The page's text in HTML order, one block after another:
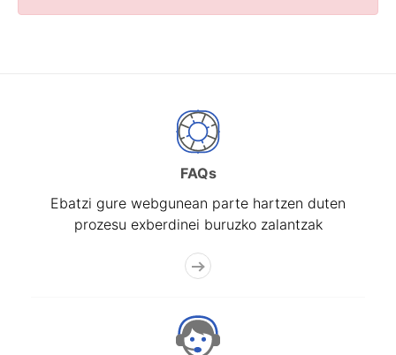
FAQs
Ebatzi gure webgunean parte hartzen duten
prozesu exberdinei buruzko zalantzak